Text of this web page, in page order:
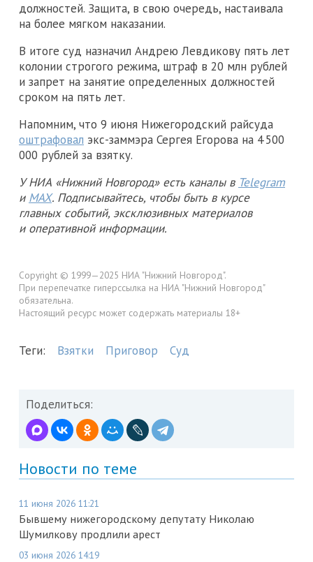
должностей. Защита, в свою очередь, настаивала
на более мягком наказании.
В итоге суд назначил Андрею Левдикову пять лет
колонии строгого режима, штраф в 20 млн рублей
и запрет на занятие определенных должностей
сроком на пять лет.
Напомним, что 9 июня Нижегородский райсуда
оштрафовал экс-заммэра Сергея Егорова на 4 500
000 рублей за взятку.
У НИА «Нижний Новгород» есть каналы в Telegram
и MAX. Подписывайтесь, чтобы быть в курсе
главных событий, эксклюзивных материалов
и оперативной информации.
Copyright © 1999—2025 НИА "Нижний Новгород".
При перепечатке гиперссылка на НИА "Нижний Новгород"
обязательна.
Настоящий ресурс может содержать материалы 18+
Теги: Взятки Приговор Суд
Поделиться:
Новости по теме
11 июня 2026 11:21
Бывшему нижегородскому депутату Николаю
Шумилкову продлили арест
03 июня 2026 14:19